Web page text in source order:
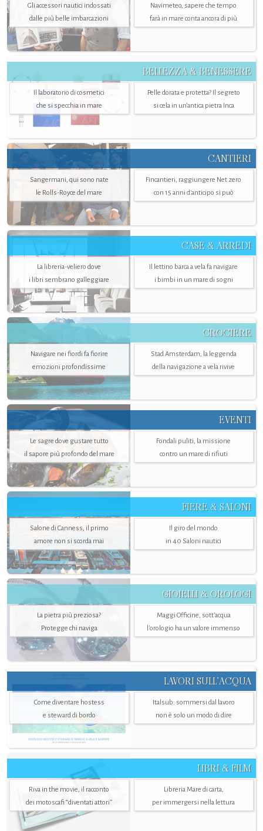
Gli accessori nautici indossati
dalle più belle imbarcazioni
Navimeteo, sapere che tempo
farà in mare conta ancora di più
BELLEZZA & BENESSERE
Il laboratorio di cosmetici
che si specchia in mare
Pelle dorata e protetta? Il segreto
si cela in un’antica pietra Inca
CANTIERI
Sangermani, qui sono nate
le Rolls-Royce del mare
Fincantieri, raggiungere Net zero
con 15 anni d'anticipo si può
CASE & ARREDI
La libreria-veliero dove
i libri sembrano galleggiare
Il lettino barca a vela fa navigare
i bimbi in un mare di sogni
CROCIERE
Navigare nei fiordi fa fiorire
emozioni profondissime
Stad Amsterdam, la leggenda
della navigazione a vela rivive
EVENTI
Le sagre dove gustare tutto
il sapore più profondo del mare
Fondali puliti, la missione
contro un mare di rifiuti
FIERE & SALONI
Salone di Canness, il primo
amore non si scorda mai
Il giro del mondo
in 40 Saloni nautici
GIOIELLI & OROLOGI
La pietra più preziosa?
Protegge chi naviga
Maggi Officine, sott’acqua
l'orologio ha un valore immenso
LAVORI SULL’ACQUA
Come diventare hostess
e steward di bordo
Italsub: sommersi dal lavoro
non è solo un modo di dire
LIBRI & FILM
Riva in the movie, il racconto
dei motoscafi “diventati attori”
Libreria Mare di carta,
per immergersi nella lettura